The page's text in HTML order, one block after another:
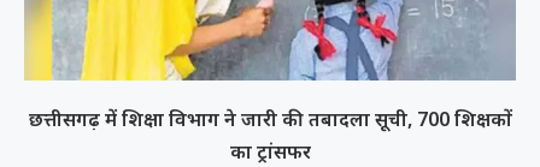
छत्तीसगढ़ में शिक्षा विभाग ने जारी की तबादला सूची, 700 शिक्षकों
का ट्रांसफर